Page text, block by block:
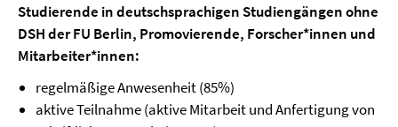
Studierende in deutschsprachigen Studiengängen ohne
DSH der FU Berlin, Promovierende, Forscher*innen und
Mitarbeiter*innen:
regelmäßige Anwesenheit (85%)
aktive Teilnahme (aktive Mitarbeit und Anfertigung von